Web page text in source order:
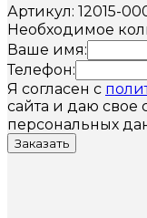
Артикул: 12015-
Необходимое
Ваше имя:
Телефон:
Я согласен с
сайта и даю свое
персональных
Заказать